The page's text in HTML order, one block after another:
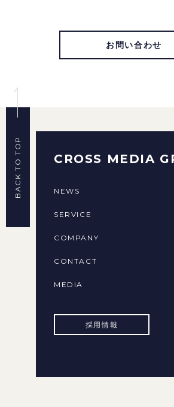
お問い合わせ
BACK TO TOP CROSS MEDIA
NEWS
SERVICE
COMPANY
CONTACT
MEDIA
採用情報